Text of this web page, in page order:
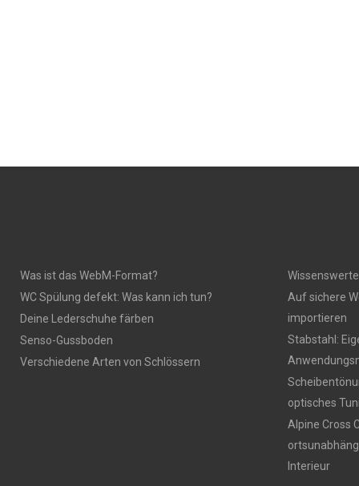
Was ist das WebM-Format?
WC Spülung defekt: Was kann ich tun?
Deine Lederschuhe färben
Senso-Gussboden
Verschiedene Arten von Schlössern
Auf sichere
importieren
Stabstahl:
optisches
Alpine Cross
Interieur